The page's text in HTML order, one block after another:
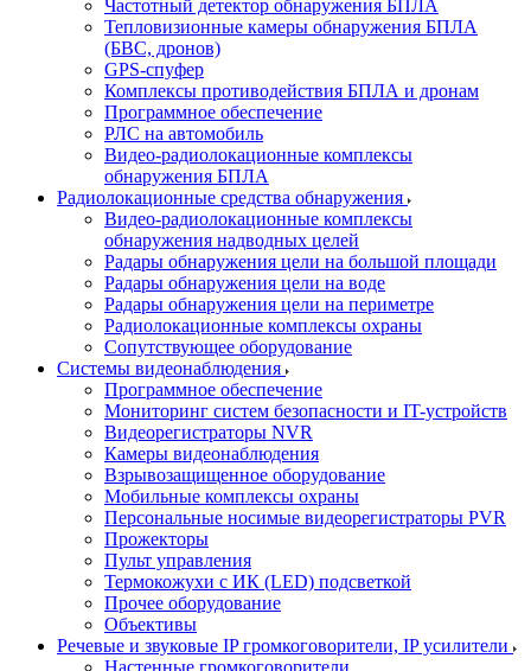
Частотный детектор обнаружения БПЛА
Тепловизионные камеры обнаружения БПЛА
(БВС, дронов)
GPS-спуфер
Комплексы противодействия БПЛА и дронам
Программное обеспечение
РЛС на автомобиль
Видео-радиолокационные комплексы
обнаружения БПЛА
Радиолокационные средства обнаружения
Видео-радиолокационные комплексы
обнаружения надводных целей
Радары обнаружения цели на большой площади
Радары обнаружения цели на воде
Радары обнаружения цели на периметре
Радиолокационные комплексы охраны
Сопутствующее оборудование
Системы видеонаблюдения
Программное обеспечение
Мониторинг систем безопасности и IT-устройств
Видеорегистраторы NVR
Камеры видеонаблюдения
Взрывозащищенное оборудование
Мобильные комплексы охраны
Персональные носимые видеорегистраторы PVR
Прожекторы
Пульт управления
Термокожухи с ИК (LED) подсветкой
Прочее оборудование
Объективы
Речевые и звуковые IP громкоговорители, IP усилители
Настенные громкоговорители